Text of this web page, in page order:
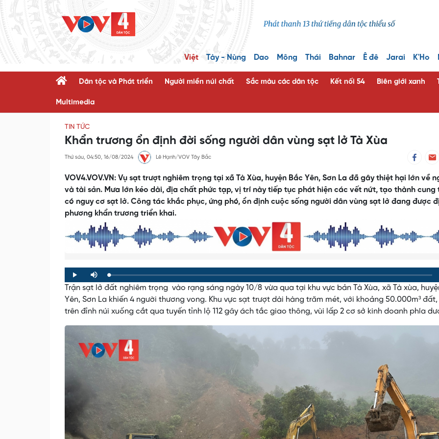
Việt Tày - Nùng Dao Mông Thái Bahnar Ê đê Jarai K'Ho
Dân tộc và Phát triển Người miền núi chất Sắc màu các dân tộc Kết nối 54 Biên giới xanh
Multimedia
TIN TỨC
Khẩn trương ổn định đời sống người dân vùng sạt lở Tà Xùa
Thứ sáu, 04:50, 16/08/2024 Lê Hạnh/VOV Tây Bắc
VOV4.VOV.VN: Vụ sạt trượt nghiêm trọng tại xã Tà Xùa, huyện Bắc Yên, Sơn La đã gây thiệt hại lớn về
và tài sản. Mưa lớn kéo dài, địa chất phức tạp, vị trí này tiếp tục phát hiện các vết nứt, tạo thành cung
có nguy cơ sạt lở. Công tác khắc phục, ứng phó, ổn định cuộc sống người dân vùng sạt lở đang được
phương khẩn trương triển khai.
Play Mute Loaded:
0%
Progress:
0%
Trận sạt lở đất nghiêm trọng vào rạng sáng ngày 10/8 vừa qua tại khu vực bản Tà Xùa, xã Tà xùa,
Yên, Sơn La khiến 4 người thương vong. Khu vực sạt trượt dài hàng trăm mét, với khoảng 50.000m³
trên đỉnh núi xuống cắt qua tuyến tỉnh lộ 112 gây ách tắc giao thông, vùi lấp 2 cơ sở kinh doanh phía